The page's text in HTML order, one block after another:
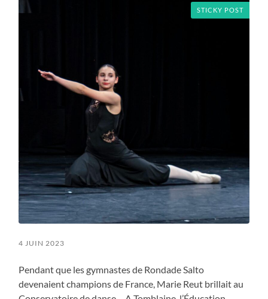
STICKY POST
4 JUIN 2023
Pendant que les gymnastes de Rondade Salto
devenaient champions de France, Marie Reut brillait au